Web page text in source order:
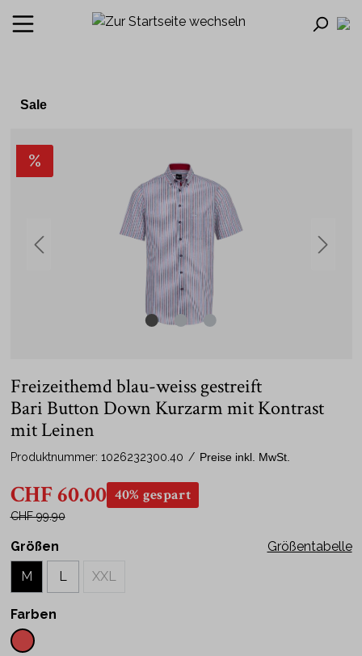
Sale
%
Freizeithemd blau-weiss gestreift
Bari Button Down Kurzarm mit Kontrast
mit Leinen
Produktnummer: 1026232300.40 / Preise inkl. MwSt.
CHF 60.00 40% gespart
CHF 99.90
Größentabelle
Größen
L
M XXL
Farben